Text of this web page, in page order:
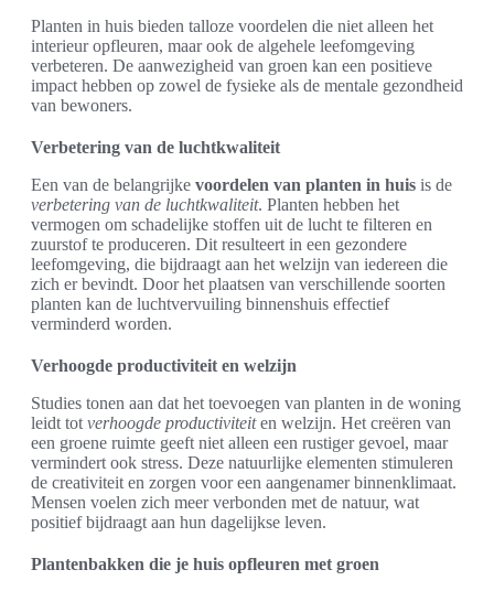
Planten in huis bieden talloze voordelen die niet alleen het
interieur opfleuren, maar ook de algehele leefomgeving
verbeteren. De aanwezigheid van groen kan een positieve
impact hebben op zowel de fysieke als de mentale gezondheid
van bewoners.
Verbetering van de luchtkwaliteit
Een van de belangrijke voordelen van planten in huis is de
verbetering van de luchtkwaliteit. Planten hebben het
vermogen om schadelijke stoffen uit de lucht te filteren en
zuurstof te produceren. Dit resulteert in een gezondere
leefomgeving, die bijdraagt aan het welzijn van iedereen die
zich er bevindt. Door het plaatsen van verschillende soorten
planten kan de luchtvervuiling binnenshuis effectief
verminderd worden.
Verhoogde productiviteit en welzijn
Studies tonen aan dat het toevoegen van planten in de woning
leidt tot verhoogde productiviteiten welzijn. Het creëren van
een groene ruimte geeft niet alleen een rustiger gevoel, maar
vermindert ook stress. Deze natuurlijke elementen stimuleren
de creativiteit en zorgen voor een aangenamer binnenklimaat.
Mensen voelen zich meer verbonden met de natuur, wat
positief bijdraagt aan hun dagelijkse leven.
Plantenbakken die je huis opfleuren met groen